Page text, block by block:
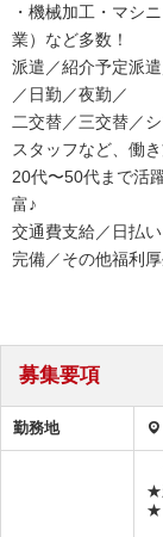
・機械加工・マシ
業）など多数！
派遣／紹介予定派
／日勤／夜勤／
二交替／三交替／
スタッフなど、働
20代〜50代まで活
富♪
交通費支給／日払
完備／その他福利厚
募集要項
勤務地
★
★